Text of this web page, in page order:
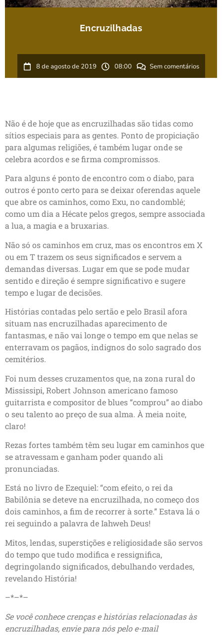
Encruzilhadas
8 de agosto de 2019 08:00 Sem comentários
Não é de hoje que as encruzilhadas são tidas como
sítios especiais para as gentes. Ponto de propiciação
para algumas religiões, é também lugar onde se
celebra acordos e se firma compromissos.
Para alguns é ponto de encontro com o diabo, para
outros é ponto certo para se deixar oferendas aquele
que abre os caminhos, como Exu, no candomblé;
como um dia a Hécate pelos gregos, sempre associada
a lua, a magia e a bruxarias.
Não só os caminhos em cruz, mas os encontros em X
ou em T trazem os seus significados e servem a
demandas diversas. Lugar em que se pode mudar
sentido e direção é sempre significativo e sugere
tempo e lugar de decisões.
Histórias contadas pelo sertão e pelo Brasil afora
situam nas encruzilhadas aparecimento de
fantasmas, e não vai longe o tempo em que nelas se
enterravam os pagãos, indignos do solo sagrado dos
cemitérios.
Foi num desses cruzamentos que, na zona rural do
Mississipi, Robert Johnson americano famoso
guitarrista e compositor de blues “comprou” ao diabo
o seu talento ao preço de sua alma. À meia noite,
claro!
Rezas fortes também têm seu lugar em caminhos que
se atravessam e ganham poder quando ali
pronunciadas.
Está no livro de Ezequiel: “com efeito, o rei da
Babilônia se deteve na encruzilhada, no começo dos
dois caminhos, a fim de recorrer à sorte.” Estava lá o
rei seguindo a palavra de Iahweh Deus!
Mitos, lendas, superstições e religiosidade são servos
do tempo que tudo modifica e ressignifica,
degringolando significados, debulhando verdades,
revelando História!
–*–*–
Se você conhece crenças e histórias relacionadas às
encruzilhadas, envie para nós pelo e-mail